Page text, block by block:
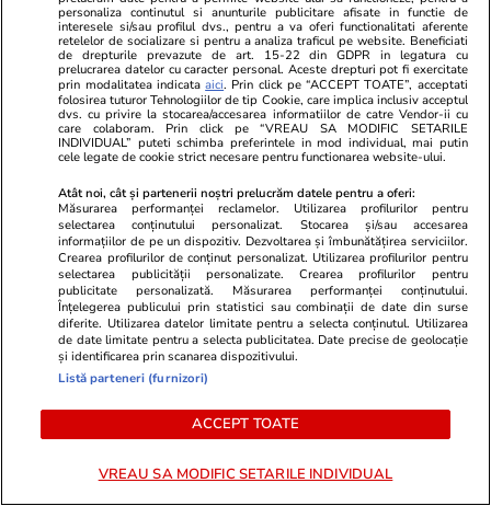
reglementările de urbanism aprobate, care să
confirme situaţia actuală a construcţiilor şi
respectarea dispoziţiilor în materie şi a unei
documentaţii cadastrale”.
Decizia rămâne definitivă, pentru că, potrivit
Prahova nu mai face apel.
Ce spune expertul consultat de
Libertatea
Ziarul l-a contactat pe același arhitect care, la
vederea HCL-urilor prin care s-a emis PUZ
pentru Ferma Dacilor,
trebuia demolatăîncă din 2016.
„Au încălcat legea care spune clar că «nu pot fi
iniţiate şi aprobate documentaţii de urbanism
personaliza continutul si anunturile publicitare afisate in functie de
interesele si/sau profilul dvs., pentru a va oferi functionalitati aferente
retelelor de socializare si pentru a analiza traficul pe website. Beneficiati
de drepturile prevazute de art. 15-22 din GDPR in legatura cu
prelucrarea datelor cu caracter personal. Aceste drepturi pot fi exercitate
prin modalitatea indicataaici. Prin click pe “ACCEPT TOATE”, acceptati
folosirea tuturor Tehnologiilor de tip Cookie, care implica inclusiv acceptul
dvs. cu privire la stocarea/accesarea informatiilor de catre Vendor-ii cu
care colaboram. Prin click pe “VREAU SA MODIFIC SETARILE
INDIVIDUAL” puteti schimba preferintele in mod individual, mai putin
cele legate de cookie strict necesare pentru functionarea website-ului.
Atât noi, cât și partenerii noștri prelucrăm datele pentru a oferi:
Măsurarea performanței reclamelor. Utilizarea profilurilor pentru
selectarea conținutului personalizat. Stocarea și/sau accesarea
informațiilor de pe un dispozitiv. Dezvoltarea și îmbunătățirea serviciilor.
Crearea profilurilor de conținut personalizat. Utilizarea profilurilor pentru
selectarea publicității personalizate. Crearea profilurilor pentru
publicitate personalizată. Măsurarea performanței conținutului.
Înțelegerea publicului prin statistici sau combinații de date din surse
diferite. Utilizarea datelor limitate pentru a selecta conținutul. Utilizarea
de date limitate pentru a selecta publicitatea. Date precise de geolocație
și identificarea prin scanarea dispozitivului.
Listă parteneri (furnizori)
ACCEPT TOATE
VREAU SA MODIFIC SETARILE INDIVIDUAL